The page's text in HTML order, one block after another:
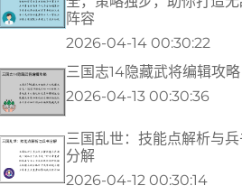
阵容
2026-04-14 00:30:22
三国志14隐藏武将编辑攻略
2026-04-13 00:30:36
三国乱世：技能点解析与兵
分解
2026-04-12 00:30:14